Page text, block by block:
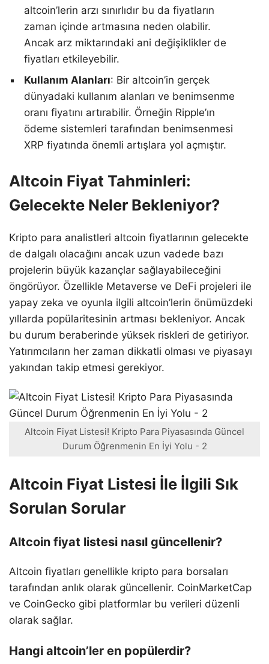
altcoin’lerin arzı sınırlıdır bu da fiyatların
zaman içinde artmasına neden olabilir.
Ancak arz miktarındaki ani değişiklikler de
fiyatları etkileyebilir.
Kullanım Alanları: Bir altcoin’in gerçek
dünyadaki kullanım alanları ve benimsenme
oranı fiyatını artırabilir. Örneğin Ripple’ın
ödeme sistemleri tarafından benimsenmesi
XRP fiyatında önemli artışlara yol açmıştır.
Altcoin Fiyat Tahminleri:
Gelecekte Neler Bekleniyor?
Kripto para analistleri altcoin fiyatlarının gelecekte
de dalgalı olacağını ancak uzun vadede bazı
projelerin büyük kazançlar sağlayabileceğini
öngörüyor. Özellikle Metaverse ve DeFi projeleri ile
yapay zeka ve oyunla ilgili altcoin’lerin önümüzdeki
yıllarda popülaritesinin artması bekleniyor. Ancak
bu durum beraberinde yüksek riskleri de getiriyor.
Yatırımcıların her zaman dikkatli olması ve piyasayı
yakından takip etmesi gerekiyor.
Altcoin Fiyat Listesi! Kripto Para Piyasasında Güncel
Durum Öğrenmenin En İyi Yolu - 2
Altcoin Fiyat Listesi İle İlgili Sık
Sorulan Sorular
Altcoin fiyat listesi nasıl güncellenir?
Altcoin fiyatları genellikle kripto para borsaları
tarafından anlık olarak güncellenir. CoinMarketCap
ve CoinGecko gibi platformlar bu verileri düzenli
olarak sağlar.
Hangi altcoin’ler en popülerdir?